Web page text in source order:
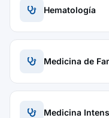
Hematología
Medicina de
Medicina